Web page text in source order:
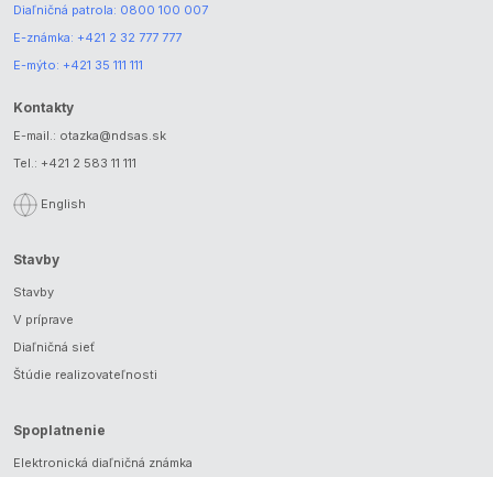
Diaľničná patrola: 0800 100 007
E-známka: +421 2 32 777 777
E-mýto: +421 35 111 111
Kontakty
E-mail.: otazka@ndsas.sk
Tel.: +421 2 583 11 111
English
Stavby
Stavby
V príprave
Diaľničná sieť
Štúdie realizovateľnosti
Spoplatnenie
Elektronická diaľničná známka